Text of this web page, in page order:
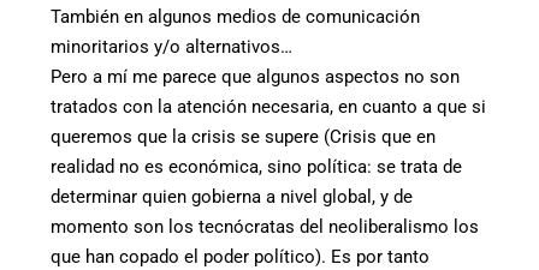
También en algunos medios de comunicación
minoritarios y/o alternativos…
Pero a mí me parece que algunos aspectos no son
tratados con la atención necesaria, en cuanto a que si
queremos que la crisis se supere (Crisis que en
realidad no es económica, sino política: se trata de
determinar quien gobierna a nivel global, y de
momento son los tecnócratas del neoliberalismo los
que han copado el poder político). Es por tanto